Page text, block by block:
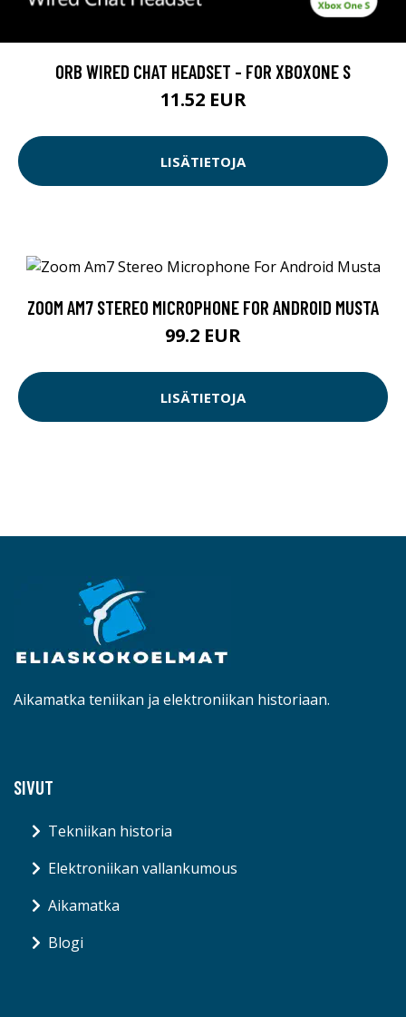
ORB WIRED CHAT HEADSET - FOR XBOXONE S
11.52 EUR
LISÄTIETOJA
ZOOM AM7 STEREO MICROPHONE FOR ANDROID MUSTA
99.2 EUR
LISÄTIETOJA
Aikamatka teniikan ja elektroniikan historiaan.
SIVUT
Tekniikan historia
Elektroniikan vallankumous
Aikamatka
Blogi